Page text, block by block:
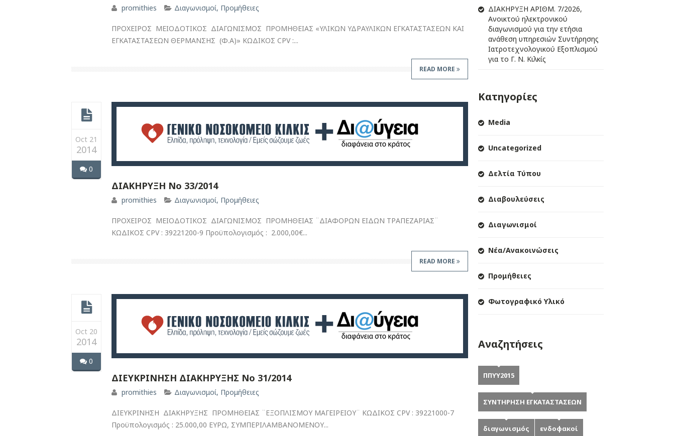
promithies Διαγωνισμοί, Προμήθειες
ΠΡΟΧΕΙΡΟΣ ΜΕΙΟΔΟΤΙΚΟΣ ΔΙΑΓΩΝΙΣΜΟΣ ΠΡΟΜΗΘΕΙΑΣ «ΥΛΙΚΩΝ ΥΔΡΑΥΛΙΚΩΝ ΕΓΚΑΤΑΣΤΑΣΕΩΝ ΚΑΙ
ΕΓΚΑΤΑΣΤΑΣΕΩΝ ΘΕΡΜΑΝΣΗΣ (Φ.Α)» ΚΩΔΙΚΟΣ CPV :...
READ MORE
Oct 21
2014
0
ΔΙΑΚΗΡΥΞΗ Νο 33/2014
promithies Διαγωνισμοί, Προμήθειες
ΠΡΟΧΕΙΡΟΣ ΜΕΙΟΔΟΤΙΚΟΣ ΔΙΑΓΩΝΙΣΜΟΣ ΠΡΟΜΗΘΕΙΑΣ ¨ΔΙΑΦΟΡΩΝ ΕΙΔΩΝ ΤΡΑΠΕΖΑΡΙΑΣ¨
ΚΩΔΙΚΟΣ CPV : 39221200-9 Προϋπολογισμός : 2.000,00€...
READ MORE
Oct 20
2014
0
ΔΙΕΥΚΡΙΝΗΣΗ ΔΙΑΚΗΡΥΞΗΣ Νο 31/2014
promithies Διαγωνισμοί, Προμήθειες
ΔΙΕΥΚΡΙΝΗΣΗ ΔΙΑΚΗΡΥΞΗΣ ΠΡΟΜΗΘΕΙΑΣ ¨ΕΞΟΠΛΙΣΜΟΥ ΜΑΓΕΙΡΕΙΟΥ¨ ΚΩΔΙΚΟΣ CPV : 39221000-7
Προϋπολογισμός : 25.000,00 ΕΥΡΩ, ΣΥΜΠΕΡΙΛΑΜΒΑΝΟΜΕΝΟΥ...
ΔIΑΚΗΡΥΞΗ ΑΡIΘΜ. 7/2026,
Ανοικτού ηλεκτρονικού
διαγωνισμού για την ετήσια
ανάθεση υπηρεσιών Συντήρησης
Ιατροτεχνολογικού Εξοπλισμού
για το Γ. Ν. Κιλκίς
Κατηγορίες
Media
Uncategorized
Δελτία Τύπου
Διαβουλεύσεις
Διαγωνισμοί
Νέα/Ανακοινώσεις
Προμήθειες
Φωτογραφικό Υλικό
Αναζητήσεις
ΠΠΥΥ2015
ΣΥΝΤΗΡΗΣΗ ΕΓΚΑΤΑΣΤΑΣΕΩΝ
διαγωνισμός ενδοφακοί